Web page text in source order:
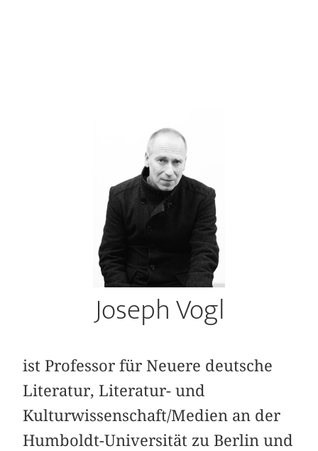
Joseph Vogl
ist Professor für Neuere deutsche
Literatur, Literatur- und
Kulturwissenschaft/Medien an der
Humboldt-Universität zu Berlin und